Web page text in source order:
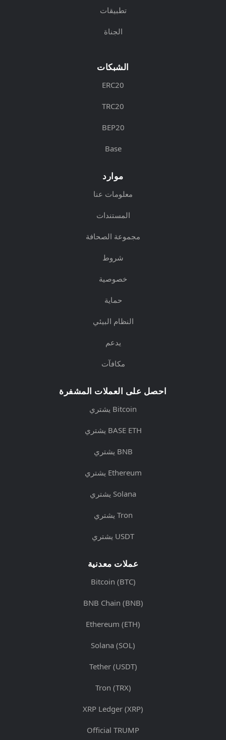
تطبيقات
الجناة
الشبكات
ERC20
TRC20
BEP20
Base
موارد
معلومات عنا
المستندات
مجموعة الصحافة
شروط
خصوصية
حماية
النظام البيئي
يدعم
مكافآت
احصل على العملات المشفرة
يشتري Bitcoin
يشتري BASE ETH
يشتري BNB
يشتري Ethereum
يشتري Solana
يشتري Tron
يشتري USDT
عملات معدنية
Bitcoin (BTC)
BNB Chain (BNB)
Ethereum (ETH)
Solana (SOL)
Tether (USDT)
Tron (TRX)
XRP Ledger (XRP)
Official TRUMP